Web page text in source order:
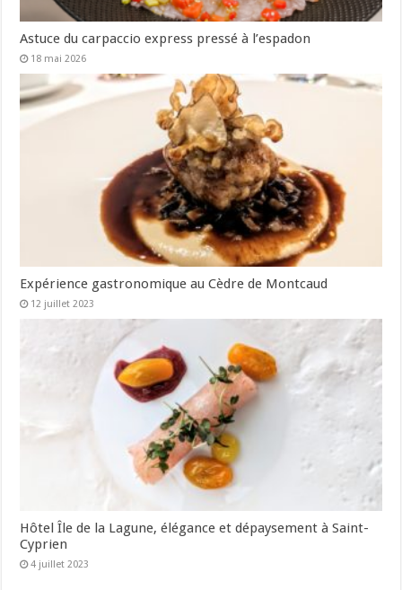
Astuce du carpaccio express pressé à l’espadon
18 mai 2026
Expérience gastronomique au Cèdre de Montcaud
12 juillet 2023
Hôtel Île de la Lagune, élégance et dépaysement à Saint-
Cyprien
4 juillet 2023